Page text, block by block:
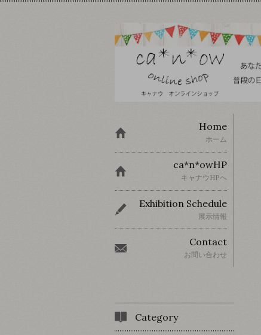
Home
ホーム
ca*n*owHP
キャナウHPへ
Exhibition Schedule
展示情報
Contact
お問い合わせ
Category